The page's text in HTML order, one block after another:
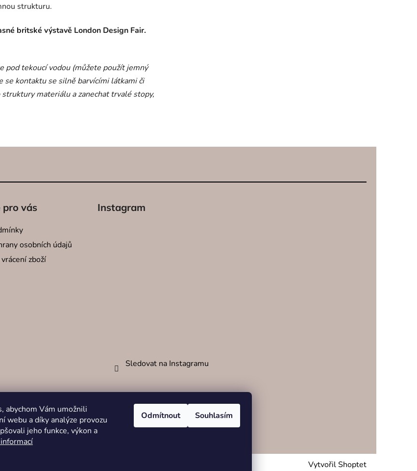
abychom Vám umožnili
webu a díky analýze provozu
jeho funkce, výkon a
Odmítnout Souhlasím
strukturu.
britské výstavě London Design Fair.
pod tekoucí vodou (můžete použít jemný
se kontaktu se silně barvícími látkami či
materiálu a zanechat trvalé stopy,
pro vás
osobních údajů
zboží
Instagram
Sledovat na Instagramu
Vytvořil Shoptet